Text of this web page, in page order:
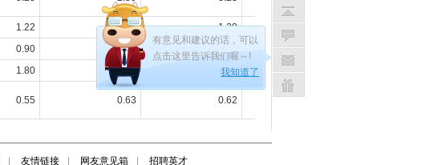
友情链接 网友意见箱 招聘英才
有意见和建议的话，可以
点击这里告诉我们喔～!
我知道了